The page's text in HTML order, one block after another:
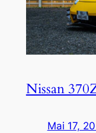
Nissan
Mai 17,